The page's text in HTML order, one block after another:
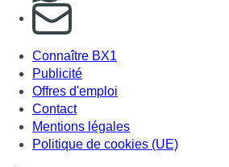
S'abonner à notre newsletter
Connaître BX1
Publicité
Offres d'emploi
Contact
Mentions légales
Politique de cookies (UE)